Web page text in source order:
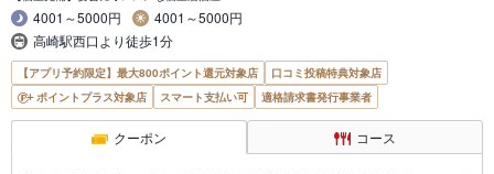
4001～5000円
4001～5000円
高崎駅西口より徒歩1分
【アプリ予約限定】最大800ポイント還元対象店
口コミ投稿特典対象店
ポイントプラス対象店
スマート支払い可 適格請求書発行事業者
クーポン コース